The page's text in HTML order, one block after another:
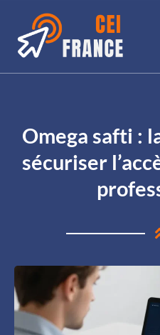
Omega safti :
sécuriser